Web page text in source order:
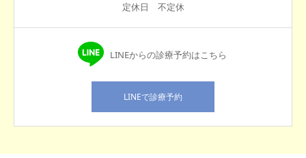
定休日 不定休
LINEからの診療予約はこちら
LINEで診療予約